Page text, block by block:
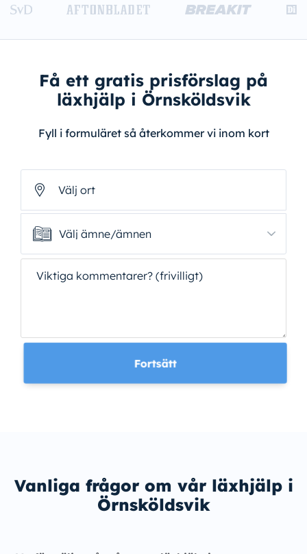
Få ett gratis prisförslag på
läxhjälp i Örnsköldsvik
Fyll i formuläret så återkommer vi inom kort
Välj ort
Välj ämne/ämnen
Välj ämne/ämnen
Viktiga kommentarer? (frivilligt)
Fortsätt
Vanliga frågor om vår läxhjälp i
Örnsköldsvik